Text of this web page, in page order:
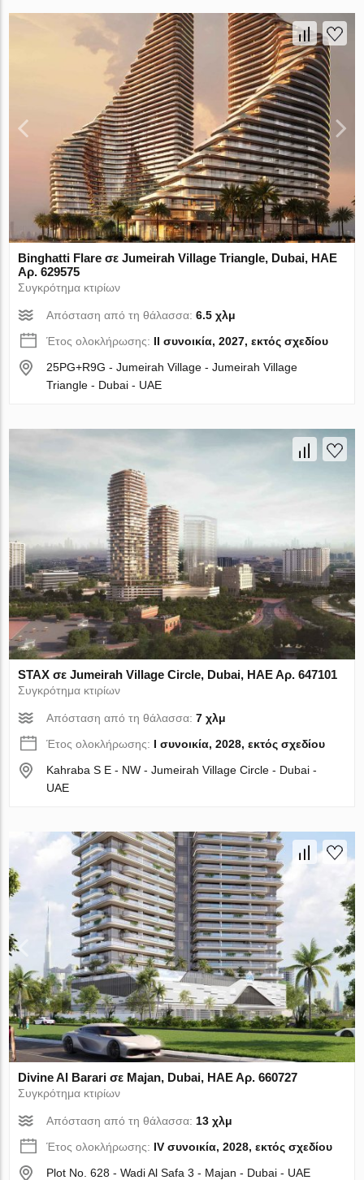
Binghatti Flare σε Jumeirah Village Triangle, Dubai, ΗΑΕ
Αρ. 629575
Συγκρότημα κτιρίων
Απόσταση από τη θάλασσα:6.5 χλμ
Έτος ολοκλήρωσης: II συνοικία, 2027, εκτός σχεδίου
25PG+R9G - Jumeirah Village - Jumeirah Village
Triangle - Dubai - UAE
STAX σε Jumeirah Village Circle, Dubai, ΗΑΕ Αρ. 647101
Συγκρότημα κτιρίων
Απόσταση από τη θάλασσα:7 χλμ
Έτος ολοκλήρωσης: I συνοικία, 2028, εκτός σχεδίου
Kahraba S E - NW - Jumeirah Village Circle - Dubai -
UAE
Divine Al Barari σε Majan, Dubai, ΗΑΕ Αρ. 660727
Συγκρότημα κτιρίων
Απόσταση από τη θάλασσα: 13 χλμ
Έτος ολοκλήρωσης: IV συνοικία, 2028, εκτός σχεδίου
Plot No. 628 - Wadi Al Safa 3 - Majan - Dubai - UAE